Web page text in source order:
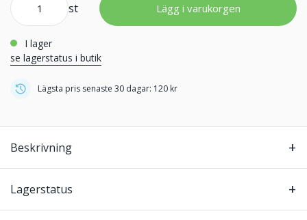
st Lägg i varukorgen
i lager
se lagerstatus i butik
Lägsta pris senaste 30 dagar: 120 kr
Beskrivning
Lagerstatus